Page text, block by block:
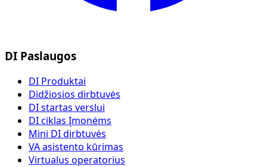
DI Paslaugos
DI Produktai
Didžiosios dirbtuvės
DI startas verslui
DI ciklas Įmonėms
Mini DI dirbtuvės
VA asistento kūrimas
Virtualus operatorius